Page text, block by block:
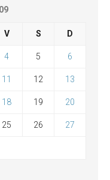
V S D
4 5 6
11 12 13
18 19 20
25 26 27